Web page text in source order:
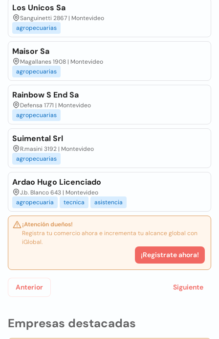
Empresas destacadas
Los Unicos Sa
Sanguinetti 2867 | Montevideo
agropecuarias
Maisor Sa
Magallanes 1908 | Montevideo
agropecuarias
Rainbow S End Sa
Defensa 1771 | Montevideo
agropecuarias
Suimental Srl
R.masini 3192 | Montevideo
agropecuarias
Ardao Hugo Licenciado
J.b. Blanco 643 | Montevideo
agropecuaria
tecnica asistencia
¡Atención dueños!
Registra tu comercio ahora e incrementa tu alcance global con
iGlobal.
¡Registrate ahora!
Anterior Siguiente